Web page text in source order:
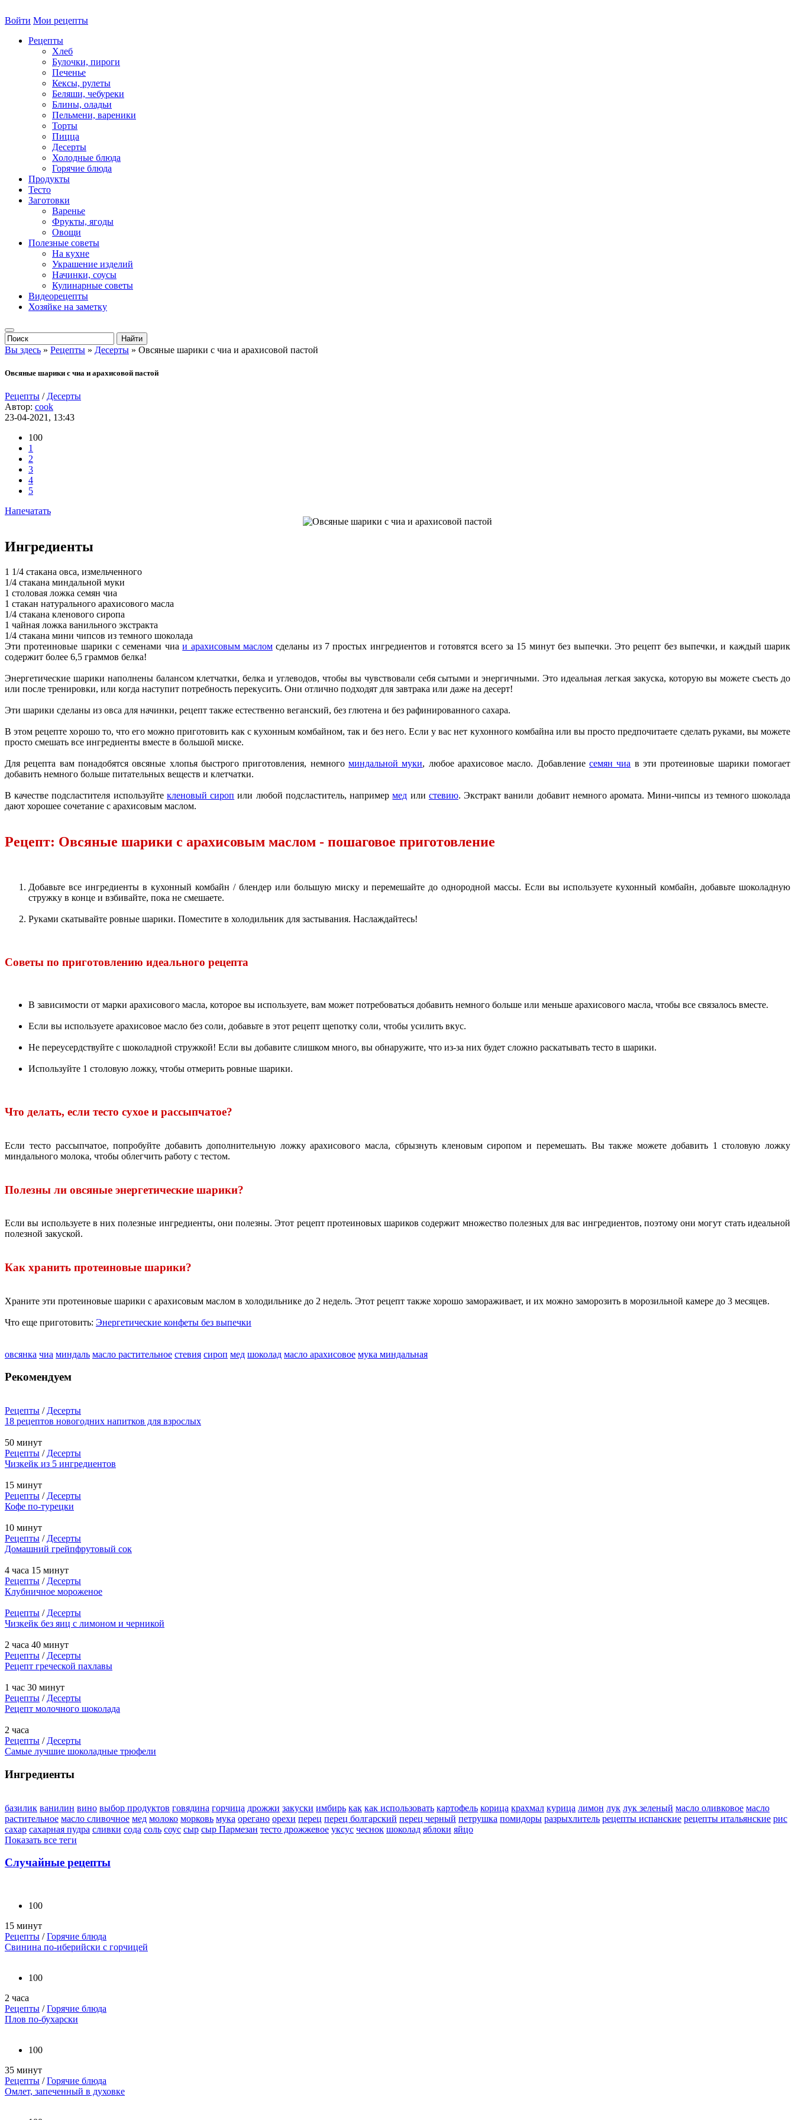
Войти Мои рецепты
Рецепты
Хлеб
Булочки, пироги
Печенье
Кексы, рулеты
Беляши, чебуреки
Блины, оладьи
Пельмени, вареники
Торты
Пицца
Десерты
Холодные блюда
Горячие блюда
Продукты
Тесто
Заготовки
Варенье
Фрукты, ягоды
Овощи
Полезные советы
На кухне
Украшение изделий
Начинки, соусы
Кулинарные советы
Видеорецепты
Хозяйке на заметку
Вы здесь » Рецепты » Десерты » Овсяные шарики с чиа и арахисовой пастой
Овсяные шарики с чиа и арахисовой пастой
Рецепты / Десерты
Автор: cook
23-04-2021, 13:43
100
1
2
3
4
5
Напечатать
Ингредиенты
1 1/4 стакана овса, измельченного
1/4 стакана миндальной муки
1 столовая ложка семян чиа
1 стакан натурального арахисового масла
1/4 стакана кленового сиропа
1 чайная ложка ванильного экстракта
1/4 стакана мини чипсов из темного шоколада
Эти протеиновые шарики с семенами чиаи арахисовым масломсделаны из 7 простых ингредиентов и готовятся всего за 15 минут без выпечки. Это рецепт без выпечки, и каждый шарик
содержит более 6,5 граммов белка!
Энергетические шарики наполнены балансом клетчатки, белка и углеводов, чтобы вы чувствовали себя сытыми и энергичными. Это идеальная легкая закуска, которую вы можете съесть до
или после тренировки, или когда наступит потребность перекусить. Они отлично подходят для завтрака или даже на десерт!
Эти шарики сделаны из овса для начинки, рецепт также естественно веганский, без глютена и без рафинированного сахара.
В этом рецепте хорошо то, что его можно приготовить как с кухонным комбайном, так и без него. Если у вас нет кухонного комбайна или вы просто предпочитаете сделать руками, вы можете
просто смешать все ингредиенты вместе в большой миске.
Для рецепта вам понадобятся овсяные хлопья быстрого приготовления, немного миндальной муки, любое арахисовое масло. Добавлениесемян чиа в эти протеиновые шарики помогает
добавить немного больше питательных веществ и клетчатки.
В качестве подсластителя используйте кленовый сироп или любой подсластитель, напримермед или стевию. Экстракт ванили добавит немного аромата. Мини-чипсы из темного шоколада
дают хорошее сочетание с арахисовым маслом.
Рецепт: Овсяные шарики с арахисовым маслом - пошаговое приготовление
Добавьте все ингредиенты в кухонный комбайн / блендер или большую миску и перемешайте до однородной массы. Если вы используете кухонный комбайн, добавьте шоколадную
стружку в конце и взбивайте, пока не смешаете.
Руками скатывайте ровные шарики. Поместите в холодильник для застывания. Наслаждайтесь!
Советы по приготовлению идеального рецепта
В зависимости от марки арахисового масла, которое вы используете, вам может потребоваться добавить немного больше или меньше арахисового масла, чтобы все связалось вместе.
Если вы используете арахисовое масло без соли, добавьте в этот рецепт щепотку соли, чтобы усилить вкус.
Не переусердствуйте с шоколадной стружкой! Если вы добавите слишком много, вы обнаружите, что из-за них будет сложно раскатывать тесто в шарики.
Используйте 1 столовую ложку, чтобы отмерить ровные шарики.
Что делать, если тесто сухое и рассыпчатое?
Если тесто рассыпчатое, попробуйте добавить дополнительную ложку арахисового масла, сбрызнуть кленовым сиропом и перемешать. Вы также можете добавить 1 столовую ложку
миндального молока, чтобы облегчить работу с тестом.
Полезны ли овсяные энергетические шарики?
Если вы используете в них полезные ингредиенты, они полезны. Этот рецепт протеиновых шариков содержит множество полезных для вас ингредиентов, поэтому они могут стать идеальной
полезной закуской.
Как хранить протеиновые шарики?
Храните эти протеиновые шарики с арахисовым маслом в холодильнике до 2 недель. Этот рецепт также хорошо замораживает, и их можно заморозить в морозильной камере до 3 месяцев.
Что еще приготовить: Энергетические конфеты без выпечки
овсянка чиа миндаль масло растительное стевия сироп мед шоколад масло арахисовое мука миндальная
Рекомендуем
Рецепты / Десерты
18 рецептов новогодних напитков для взрослых
50 минут
Рецепты / Десерты
Чизкейк из 5 ингредиентов
15 минут
Рецепты / Десерты
Кофе по-турецки
10 минут
Рецепты / Десерты
Домашний грейпфрутовый сок
4 часа 15 минут
Рецепты / Десерты
Клубничное мороженое
Рецепты / Десерты
Чизкейк без яиц с лимоном и черникой
2 часа 40 минут
Рецепты / Десерты
Рецепт греческой пахлавы
1 час 30 минут
Рецепты / Десерты
Рецепт молочного шоколада
2 часа
Рецепты / Десерты
Самые лучшие шоколадные трюфели
Ингредиенты
базилик ванилин вино выбор продуктов говядина горчица дрожжи закуски имбирь как как использовать картофель корица крахмал курица лимон лук лук зеленый масло оливковое масло
растительное масло сливочное мед молоко морковь мука орегано орехи перец перец болгарский перец черный петрушка помидоры разрыхлитель рецепты испанские рецепты итальянские рис
сахар сахарная пудра сливки сода соль соус сыр сыр Пармезан тесто дрожжевое уксус чеснок шоколад яблоки яйцо
Показать все теги
Случайные рецепты
100
15 минут
Рецепты /Горячие блюда
Свинина по-иберийски с горчицей
100
2 часа
Рецепты /Горячие блюда
Плов по-бухарски
100
35 минут
Рецепты /Горячие блюда
Омлет, запеченный в духовке